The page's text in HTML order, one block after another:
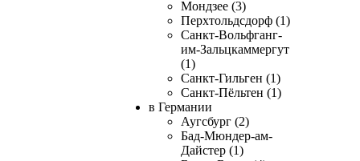
Мондзее (3)
Перхтольдсдорф (1)
Санкт-Вольфганг-
им-Зальцкаммергут
(1)
Санкт-Гильген (1)
Санкт-Пёльтен (1)
в Германии
Аугсбург (2)
Бад-Мюндер-ам-
Дайстер (1)